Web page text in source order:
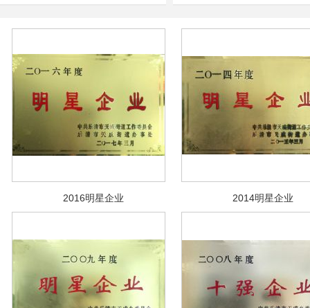
2016明星企业 2014明星企业